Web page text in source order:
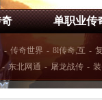
单职业传
- 传奇世界 - 8l传奇,互 -
- 东北网通 - 屠龙战传 -